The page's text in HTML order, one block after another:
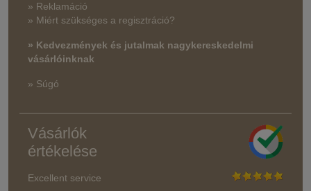
» Reklamáció
» Miért szükséges a regisztráció?
» Kedvezmények és jutalmak nagykereskedelmi
vásárlóinknak
» Súgó
Vásárlók
értékelése
Excellent service